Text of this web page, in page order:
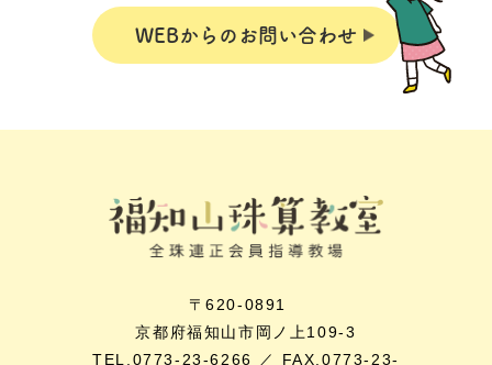
WEBからのお問い合わせ
〒620-0891
京都府福知山市岡ノ上109-3
TEL.0773-23-6266 ／ FAX.0773-23-